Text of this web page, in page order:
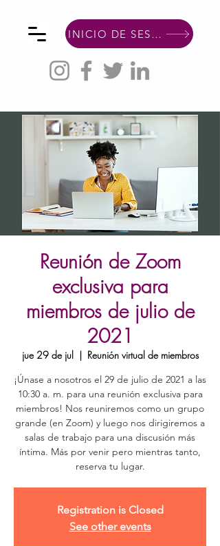
INICIO DE SESIÓN DE MIEMBRO
Reunión de Zoom
exclusiva para
miembros de julio de
2021
jue 29 de jul
  |
Reunión virtual de miembros
¡Únase a nosotros el 29 de julio de 2021 a las
10:30 a. m. para una reunión exclusiva para
miembros! Nos reuniremos como un grupo
grande (en Zoom) y luego nos dirigiremos a
salas de trabajo para una discusión más
íntima. Más por venir pero mientras tanto,
reserva tu lugar.
Registration is Closed
See other events